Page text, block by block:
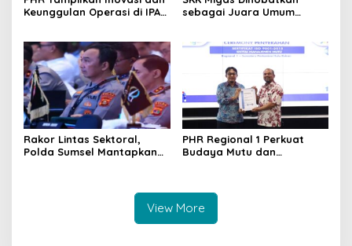
Keunggulan Operasi di IPA
sebagai Juara Umum
Rakor Lintas Sektoral,
Polda Sumsel Mantapkan
PHR Regional 1 Perkuat
Budaya Mutu dan
View More